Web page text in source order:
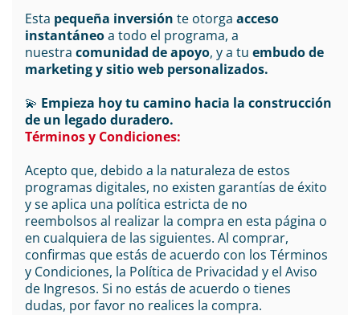
Esta pequeña inversión te otorga acceso
instantáneoa todo el programa, a
nuestra comunidad de apoyo, y a tu embudo de
marketing y sitio web personalizados.
💫 Empieza hoy tu camino hacia la construcción
de un legado duradero.
Términos y Condiciones:
Acepto que, debido a la naturaleza de estos
programas digitales, no existen garantías de éxito
y se aplica una política estricta de no
reembolsos al realizar la compra en esta página o
en cualquiera de las siguientes. Al comprar,
confirmas que estás de acuerdo con los Términos
y Condiciones, la Política de Privacidad y el Aviso
de Ingresos. Si no estás de acuerdo o tienes
dudas, por favor no realices la compra.